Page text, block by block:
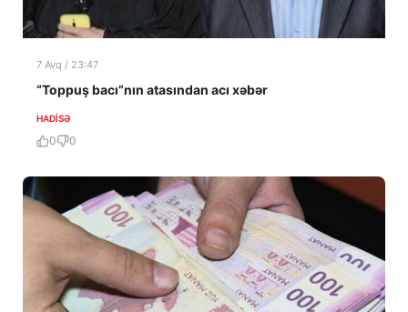
7 Avq / 23:47
“Toppuş bacı”nın atasından acı xəbər
HADISƏ
0 0